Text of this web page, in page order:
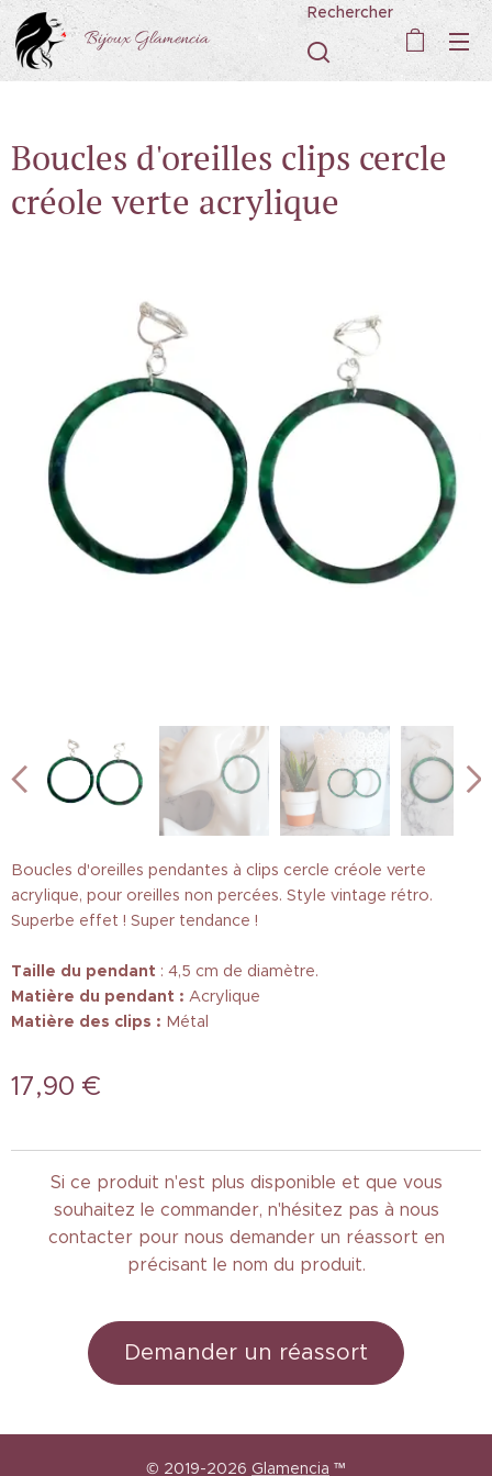
Bijoux Glamencia
Rechercher
Boucles d'oreilles clips cercle
créole verte acrylique
Boucles d'oreilles pendantes à clips cercle créole verte
acrylique, pour oreilles non percées. Style vintage rétro.
Superbe effet ! Super tendance !
Taille du pendant : 4,5 cm de diamètre.
Matière du pendant : Acrylique
Matière des clips : Métal
17,90 €
Si ce produit n'est plus disponible et que vous
souhaitez le commander, n'hésitez pas à nous
contacter pour nous demander un réassort en
précisant le nom du produit.
Demander un réassort
© 2019-2026 Glamencia ™